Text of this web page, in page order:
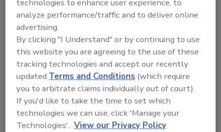
impresionantes ante decenas de miles de
aficionados en los tres países anfitriones.
Entre ellos se encuentran algunas
instalaciones emblemáticas sobre las que
hemos tenido la fortuna de escribir en Roofing
Contractor. Uno de los muchos beneficios de
este trabajo es que la mayoría de estas
maravillas arquitectónicas modernas tienen
techos espectaculares.
Basta ver la lista de sedes del Mundial: desde
technologies to enhance user experience, to
analyze performance/traffic and to deliver online
advertising.
By clicking "I Understand" or by continuing to use
this website you are agreeing to the use of these
tracking technologies and accept our recently
updatedTerms and Conditions (which require
you to arbitrate claims individually out of court).
If you'd like to take the time to set which
technologies we can use, click 'Manage your
Technologies'. View our Privacy Policy